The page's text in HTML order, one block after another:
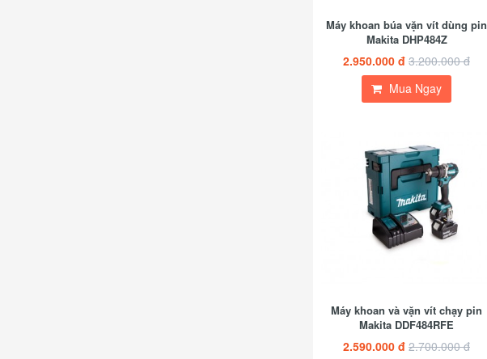
Máy khoan búa vặn vít dùng pin
Makita DHP484Z
2.950.000 đ 3.200.000 đ
Mua Ngay
Máy khoan và vặn vít chạy pin
Makita DDF484RFE
2.590.000 đ 2.700.000 đ